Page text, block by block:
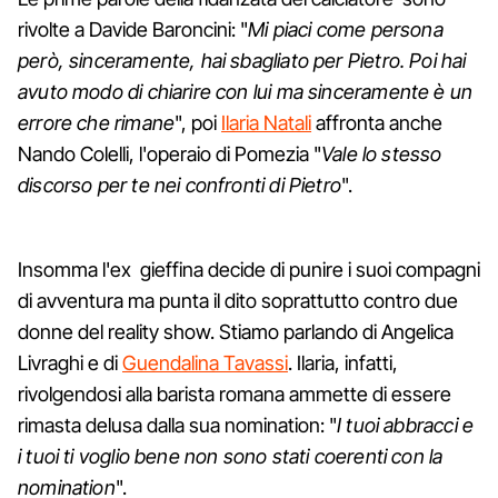
rivolte a Davide Baroncini: "Mi piaci come persona
però, sinceramente, hai sbagliato per Pietro. Poi hai
avuto modo di chiarire con lui ma sinceramente è un
errore che rimane", poi Ilaria Nataliaffronta anche
Nando Colelli, l'operaio di Pomezia "Vale lo stesso
discorso per te nei confronti di Pietro".
Insomma l'ex gieffina decide di punire i suoi compagni
di avventura ma punta il dito soprattutto contro due
donne del reality show. Stiamo parlando di Angelica
Livraghi e diGuendalina Tavassi. Ilaria, infatti,
rivolgendosi alla barista romana ammette di essere
rimasta delusa dalla sua nomination: "I tuoi abbracci e
i tuoi ti voglio bene non sono stati coerenti con la
nomination".